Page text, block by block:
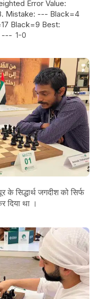
Error Value:
Mistake: --- Black=4
Black=9 Best:
--- 1-0
सिद्धार्थ जगदीश को सिर्फ
दिया था ।